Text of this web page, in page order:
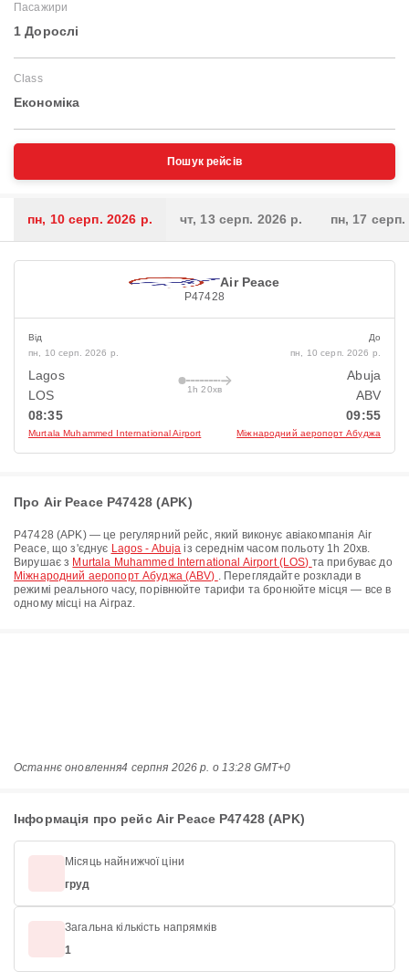
Пасажири
1 Дорослі
Class
Економіка
Пошук рейсів
пн, 10 серп. 2026 р. чт, 13 серп. 2026 р. пн, 17
Air Peace
P47428
Від
пн, 10 серп. 2026 р.
Lagos
LOS
08:35
Murtala Muhammed International Airport
1h 20хв
До
пн, 10 серп. 2026 р.
Abuja
ABV
09:55
Міжнародний аеропорт Абуджа
Про Air Peace P47428 (APK)
P47428 (APK) — це регулярний рейс, який виконує авіакомпанія Air
Peace, що з'єднує Lagos - Abuja із середнім часом польоту 1h 20хв.
Вирушає з Murtala Muhammed International Airport (LOS) та прибуває до
Міжнародний аеропорт Абуджа (ABV) . Переглядайте розклади в
режимі реального часу, порівнюйте тарифи та бронюйте місця — все в
одному місці на Airpaz.
Останнє оновлення4 серпня 2026 р. о 13:28 GMT+0
Інформація про рейс Air Peace P47428 (APK)
Місяць найнижчої ціни
груд
Загальна кількість напрямків
1